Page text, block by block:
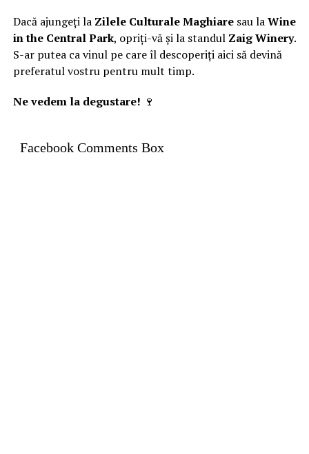
Dacă ajungeți la Zilele Culturale Maghiaresau laWine
in the Central Park, opriți-vă și la standul Zaig Winery.
S-ar putea ca vinul pe care îl descoperiți aici să devină
preferatul vostru pentru mult timp.
Ne vedem la degustare! 🍷
Facebook Comments Box